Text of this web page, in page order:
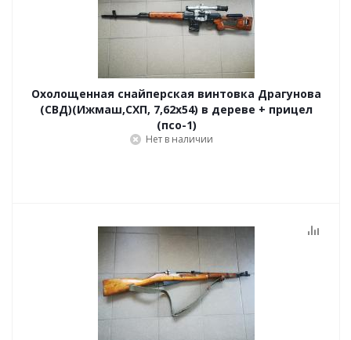
Охолощенная снайперская винтовка Драгунова
(СВД)(Ижмаш,СХП, 7,62х54) в дереве + прицел
(псо-1)
Нет в наличии